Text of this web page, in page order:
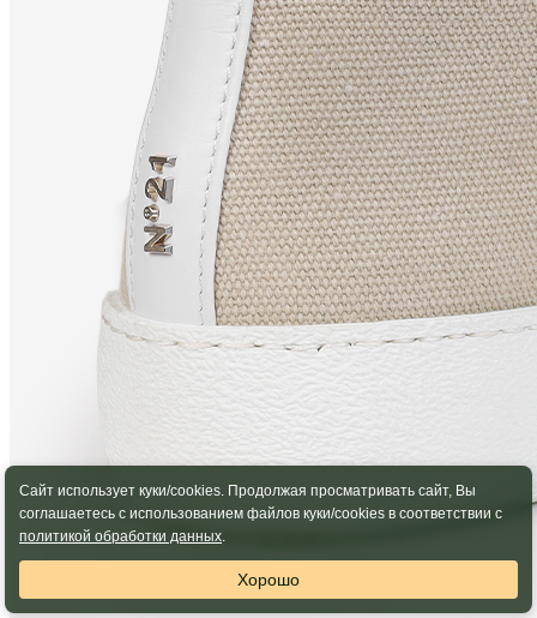
Сайт использует куки/cookies. Продолжая просматривать сайт, Вы
соглашаетесь с использованием файлов куки/cookies в соответствии с
политикой обработки данных.
Хорошо